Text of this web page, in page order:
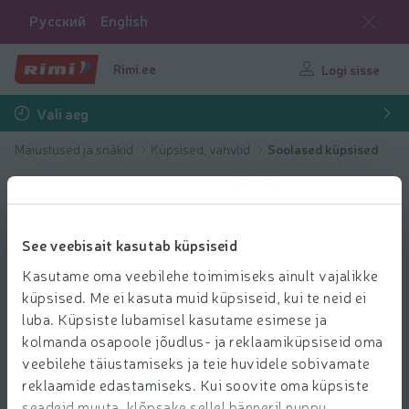
See veebisait kasutab küpsiseid
Kasutame oma veebilehe toimimiseks ainult vajalikke
küpsised. Me ei kasuta muid küpsiseid, kui te neid ei
luba. Küpsiste lubamisel kasutame esimese ja
kolmanda osapoole jõudlus- ja reklaamiküpsiseid oma
veebilehe täiustamiseks ja teie huvidele sobivamate
reklaamide edastamiseks. Kui soovite oma küpsiste
Русский English
Rimi.ee Logi sisse
Vali aeg
Maiustused ja snäkid Küpsised, vahvlid Soolased küpsised